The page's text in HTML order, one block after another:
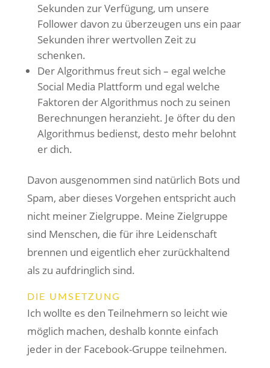
Sekunden zur Verfügung, um unsere
Follower davon zu überzeugen uns ein paar
Sekunden ihrer wertvollen Zeit zu
schenken.
Der Algorithmus freut sich – egal welche
Social Media Plattform und egal welche
Faktoren der Algorithmus noch zu seinen
Berechnungen heranzieht. Je öfter du den
Algorithmus bedienst, desto mehr belohnt
er dich.
Davon ausgenommen sind natürlich Bots und
Spam, aber dieses Vorgehen entspricht auch
nicht meiner Zielgruppe. Meine Zielgruppe
sind Menschen, die für ihre Leidenschaft
brennen und eigentlich eher zurückhaltend
als zu aufdringlich sind.
DIE UMSETZUNG
Ich wollte es den Teilnehmern so leicht wie
möglich machen, deshalb konnte einfach
jeder in der Facebook-Gruppe teilnehmen.